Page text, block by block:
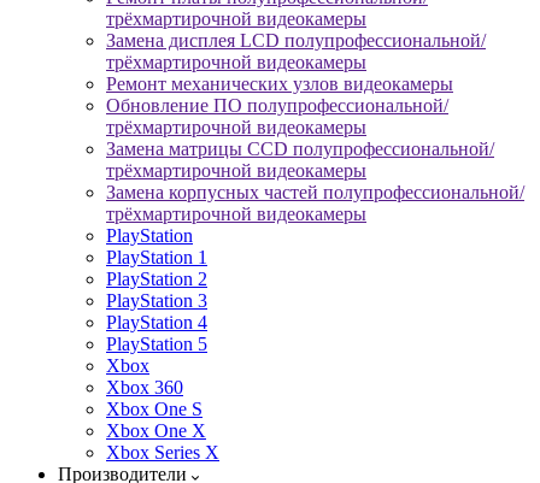
трёхмартирочной видеокамеры
Замена дисплея LCD полупрофессиональной/
трёхмартирочной видеокамеры
Ремонт механических узлов видеокамеры
Обновление ПО полупрофессиональной/
трёхмартирочной видеокамеры
Замена матрицы CCD полупрофессиональной/
трёхмартирочной видеокамеры
Замена корпусных частей полупрофессиональной/
трёхмартирочной видеокамеры
PlayStation
PlayStation 1
PlayStation 2
PlayStation 3
PlayStation 4
PlayStation 5
Xbox
Xbox 360
Xbox One S
Xbox One X
Xbox Series X
Производители